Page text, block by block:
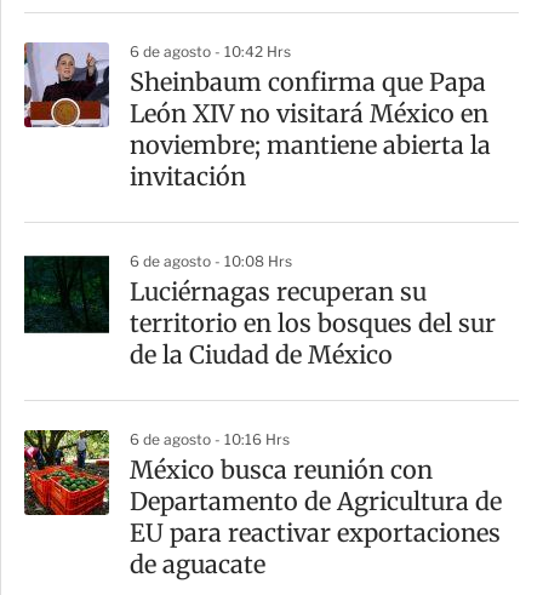
6 de agosto - 10:42 Hrs
Sheinbaum confirma que Papa
León XIV no visitará México en
noviembre; mantiene abierta la
invitación
6 de agosto - 10:08 Hrs
Luciérnagas recuperan su
territorio en los bosques del sur
de la Ciudad de México
6 de agosto - 10:16 Hrs
México busca reunión con
Departamento de Agricultura de
EU para reactivar exportaciones
de aguacate